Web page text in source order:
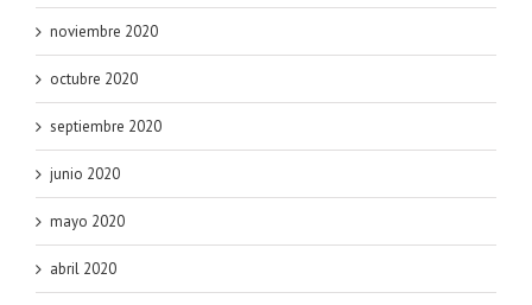
noviembre 2020
octubre 2020
septiembre 2020
junio 2020
mayo 2020
abril 2020